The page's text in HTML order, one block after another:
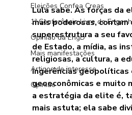
Eleições Confea Creas
1ª Conferência Livre de
Opinião da EngD
Mais manifestações
Artigos de interesse
Opinião
Lula sabe. As forças da
mais poderosas, contam
superestrutura a seu
de Estado, a mídia, as
religiosas, a cultura, a
ingerências geopolíticas
geoeconômicas e muito
a estratégia da elite é,
mais astuta; ela sabe